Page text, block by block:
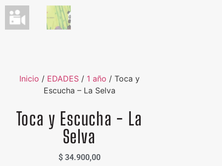
Inicio / EDADES/ 1 año / Toca y
Escucha – La Selva
Toca y Escucha - La
Selva
$34.900,00